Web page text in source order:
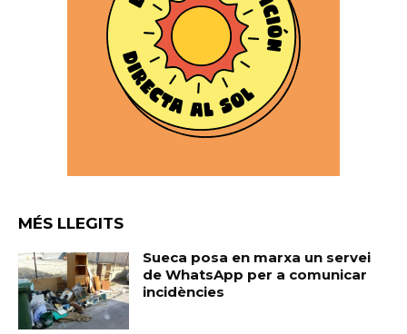
MÉS LLEGITS
Sueca posa en marxa un servei
de WhatsApp per a comunicar
incidències